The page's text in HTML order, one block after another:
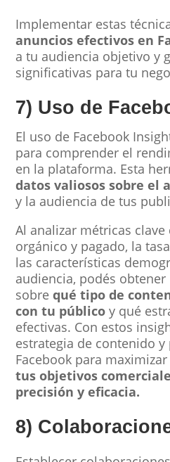
Implementar estas
anuncios efectivos en
a tu audiencia objetivo y
significativas para tu
7) Uso de
El uso de Facebook
para comprender el
en la plataforma. Esta
datos valiosos sobre el
y la audiencia de tus
Al analizar métricas
orgánico y pagado, la
las características
audiencia, podés
sobrequé tipo de
con tu público y qué
efectivas. Con estos
estrategia de contenido
Facebook para
tus objetivos
precisión y eficacia.
8)